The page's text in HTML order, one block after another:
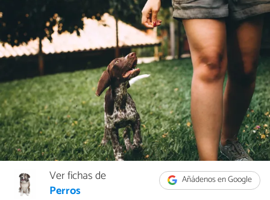
Añádenos en Google
Ver fichas de
Perros